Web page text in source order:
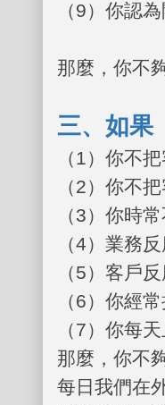
（9）你認
那麼，你不
三、如果
（1）你不
（2）你不
（3）你時
（4）業務
（5）客戶
（6）你經
（7）你每
那麼，你不
每日我們在